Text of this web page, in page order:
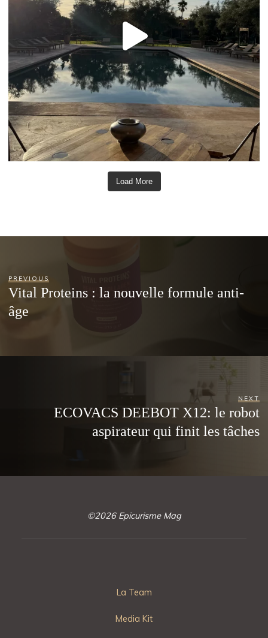
Load More
PREVIOUS
Vital Proteins : la nouvelle formule anti-
âge
NEXT
ECOVACS DEEBOT X12: le robot
aspirateur qui finit les tâches
©2026 Epicurisme Mag
La Team
Media Kit